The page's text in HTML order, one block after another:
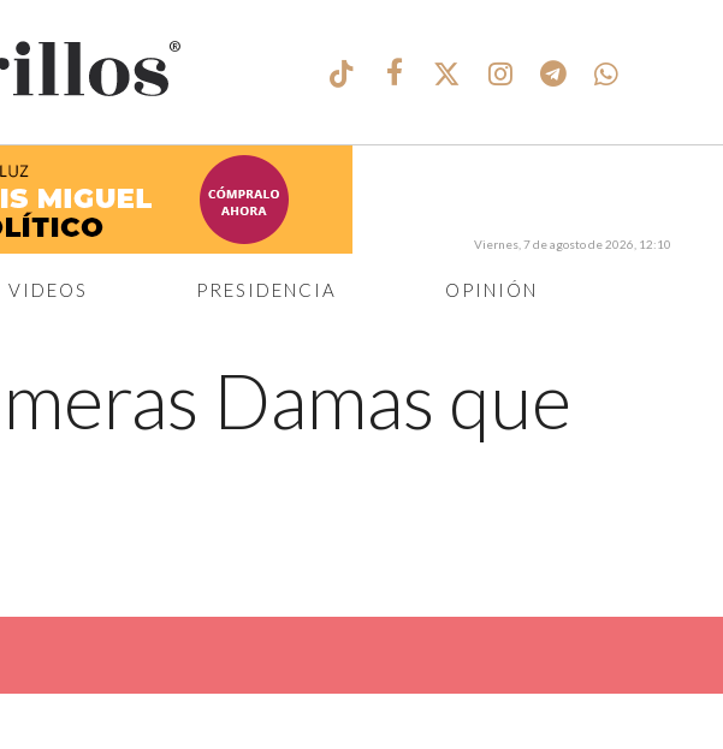
®
VIDEOS PRESIDENCIA OPINIÓN
Viernes, 7 de agosto de 2026, 12:10
Damas que